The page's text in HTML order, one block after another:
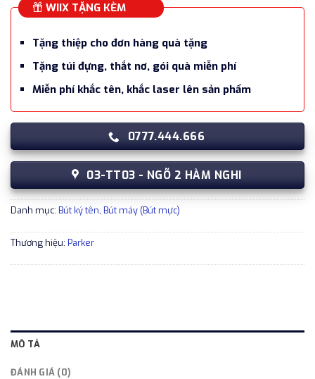
WIIX TẶNG KÈM
Tặng thiệp cho đơn hàng quà tặng
Tặng túi đựng, thắt nơ, gói quà miễn phí
Miễn phí khắc tên, khắc laser lên sản phẩm
0777.444.666
03-TT03 - NGÕ 2 HÀM NGHI
Danh mục: Bút ký tên, Bút máy (Bút mực)
Thương hiệu: Parker
MÔ TẢ
ĐÁNH GIÁ (0)